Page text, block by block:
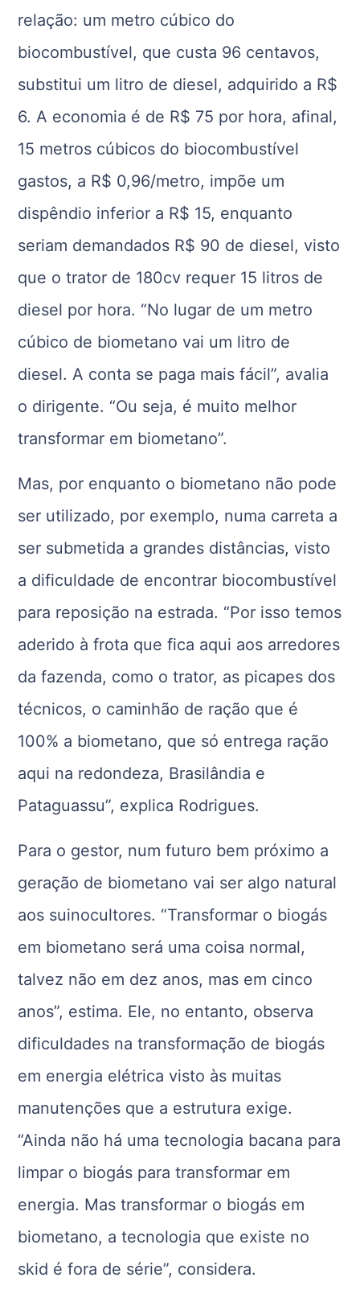
relação: um metro cúbico do
biocombustível, que custa 96 centavos,
substitui um litro de diesel, adquirido a R$
6. A economia é de R$ 75 por hora, afinal,
15 metros cúbicos do biocombustível
gastos, a R$ 0,96/metro, impõe um
dispêndio inferior a R$ 15, enquanto
seriam demandados R$ 90 de diesel, visto
que o trator de 180cv requer 15 litros de
diesel por hora. “No lugar de um metro
cúbico de biometano vai um litro de
diesel. A conta se paga mais fácil”, avalia
o dirigente. “Ou seja, é muito melhor
transformar em biometano”.
Mas, por enquanto o biometano não pode
ser utilizado, por exemplo, numa carreta a
ser submetida a grandes distâncias, visto
a dificuldade de encontrar biocombustível
para reposição na estrada. “Por isso temos
aderido à frota que fica aqui aos arredores
da fazenda, como o trator, as picapes dos
técnicos, o caminhão de ração que é
100% a biometano, que só entrega ração
aqui na redondeza, Brasilândia e
Pataguassu”, explica Rodrigues.
Para o gestor, num futuro bem próximo a
geração de biometano vai ser algo natural
aos suinocultores. “Transformar o biogás
em biometano será uma coisa normal,
talvez não em dez anos, mas em cinco
anos”, estima. Ele, no entanto, observa
dificuldades na transformação de biogás
em energia elétrica visto às muitas
manutenções que a estrutura exige.
“Ainda não há uma tecnologia bacana para
limpar o biogás para transformar em
energia. Mas transformar o biogás em
biometano, a tecnologia que existe no
skid é fora de série”, considera.